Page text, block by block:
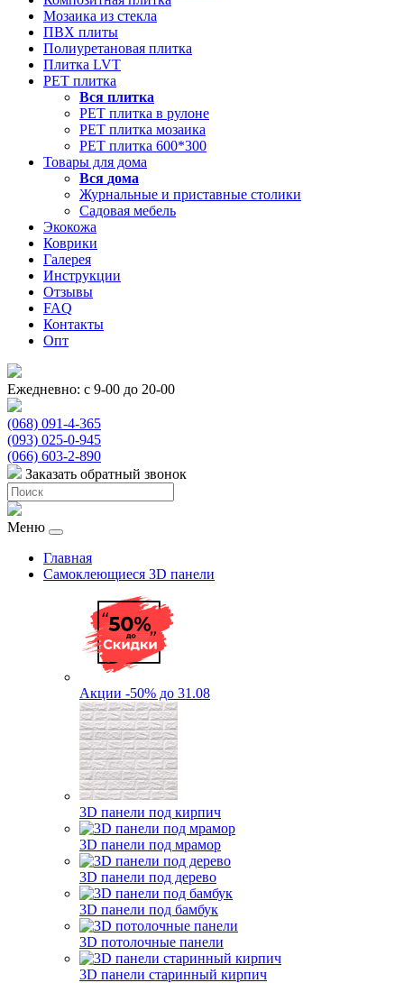
Мозаика из стекла
ПВХ плиты
Полиуретановая плитка
Плитка LVT
РЕТ плитка
Вся плитка
РЕТ плитка в рулоне
РЕТ плитка мозаика
РЕТ плитка 600*300
Товары для дома
Вся дома
Журнальные и приставные столики
Садовая мебель
Экокожа
Коврики
Галерея
Инструкции
Отзывы
FAQ
Контакты
Опт
Ежедневно: с 9-00 до 20-00
(068) 091-4-365
(093) 025-0-945
(066) 603-2-890
Заказать обратный звонок
Меню
Главная
Самоклеющиеся 3D панели
Акции -50% до 31.08
3D панели под кирпич
3D панели под мрамор
3D панели под дерево
3D панели под бамбук
3D потолочные панели
3D панели старинный кирпич